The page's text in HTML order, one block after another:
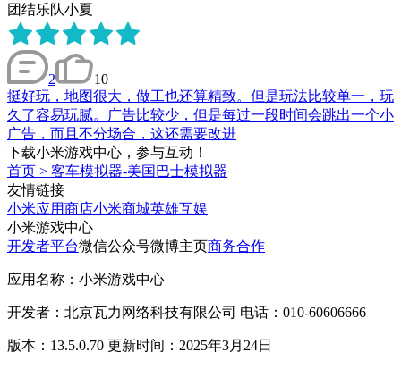
团结乐队小夏
2
10
挺好玩，地图很大，做工也还算精致。但是玩法比较单一，玩
久了容易玩腻。广告比较少，但是每过一段时间会跳出一个小
广告，而且不分场合，这还需要改进
下载小米游戏中心，参与互动！
首页 > 客车模拟器-美国巴士模拟器
友情链接
小米应用商店小米商城英雄互娱
小米游戏中心
开发者平台微信公众号微博主页商务合作
应用名称：小米游戏中心
开发者：北京瓦力网络科技有限公司 电话：010-60606666
版本：13.5.0.70 更新时间：2025年3月24日